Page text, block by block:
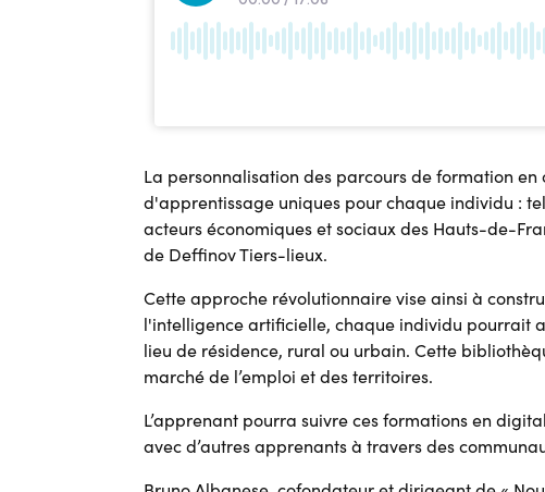
La personnalisation des parcours de formation
d'apprentissage uniques pour chaque individu :
acteurs économiques et sociaux des Hauts-de-
de Deffinov Tiers-lieux.
Cette approche révolutionnaire vise ainsi à
l'intelligence artificielle, chaque individu pourrait
lieu de résidence, rural ou urbain. Cette
marché de l’emploi et des territoires.
L’apprenant pourra suivre ces formations en
avec d’autres apprenants à travers des